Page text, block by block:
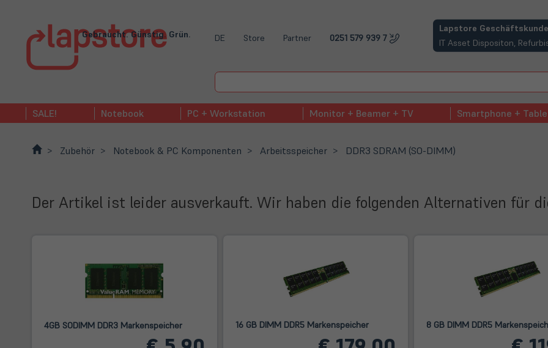
Gebraucht. Günstig. Grün. DE Store Partner 0251 579 939 7
Lapstore
IT Asset Dispositon,
(öffnet in neuem Tab)
SALE! Notebook PC + Workstation Monitor + Beamer + TV Smartphone +
Zubehör Notebook & PC Komponenten Arbeitsspeicher DDR3 SDRAM (SO-DIMM)
Der Artikel ist leider ausverkauft. Wir haben die folgenden Alternativen für
4GB SODIMM DDR3 Markenspeicher 16 GB DIMM DDR5 Markenspeicher 8 GB DIMM DDR5